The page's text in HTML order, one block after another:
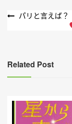
文
覽
パリと言えば？
Related Post